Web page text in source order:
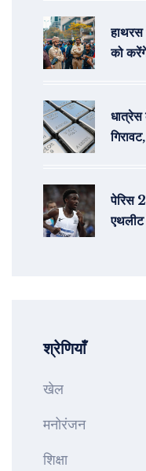
हाथरस
को करेंगे
धात्रेस
पेरिस
श्रेणियाँ
खेल
मनोरंजन
शिक्षा